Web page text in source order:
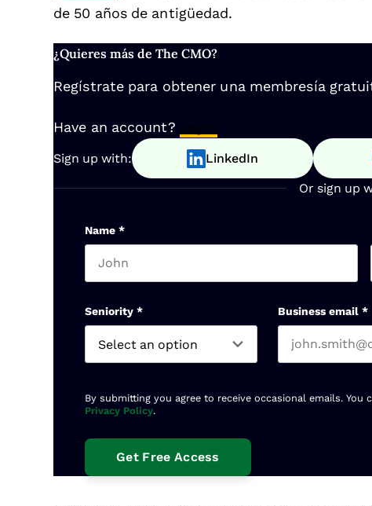
de 50 años de antigüedad.
¿Quieres más de The CMO?
Regístrate para obtener una membresía
Have an account? Log In
Sign up with: LinkedIn
Or sign up
Name *
Seniority * Business email *
By submitting you agree to receive occasional emails.
Privacy Policy.